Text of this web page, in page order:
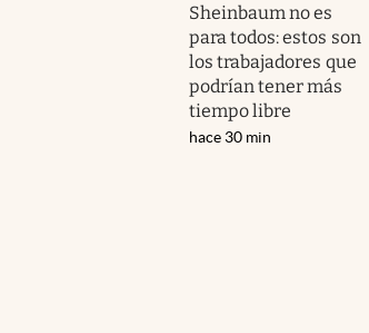
Sheinbaum no es
para todos: estos son
los trabajadores que
podrían tener más
tiempo libre
hace 30 min